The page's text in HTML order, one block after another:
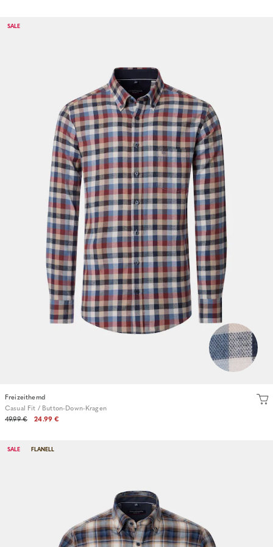
SALE
Freizeithemd
Casual Fit / Button-Down-Kragen
49.99 €
24.99 €
SALE FLANELL